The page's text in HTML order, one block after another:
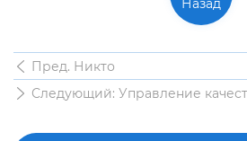
Пред. Никто
Следующий: Управление